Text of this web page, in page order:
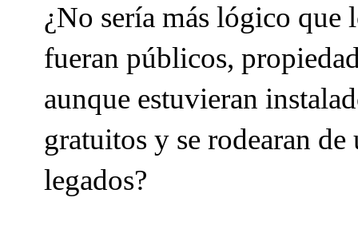
¿No sería más lógico que
fueran públicos,
aunque estuvieran
gratuitos y se rodearan
legados?